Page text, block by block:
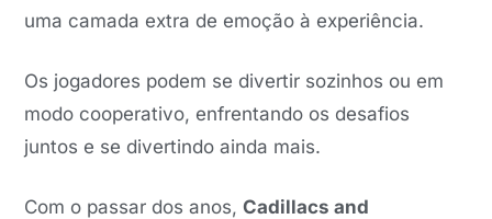
uma camada extra de emoção à experiência.
Os jogadores podem se divertir sozinhos ou em
modo cooperativo, enfrentando os desafios
juntos e se divertindo ainda mais.
Com o passar dos anos,Cadillacs and